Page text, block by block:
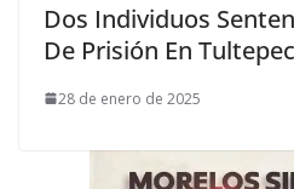
Dos Individuos
De Prisión En Tultepec
28 de enero de 2025